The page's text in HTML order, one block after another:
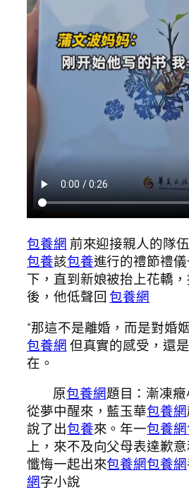
包養網 前來迎接親人的隊
包養該包養進行的禮節禮
下，直到新娘被抬上花轎
後，他低聲回包養網
“那這不是離婚，而是對​​婚
包養網但真實的感受，還
在。
原包養網題目：漸凍
從夢中醒來，藍玉華包養網
說了出包養來。年一包養網
上，來不及向父母表達歉
懺悔一起出來包養網包養網
網字小說